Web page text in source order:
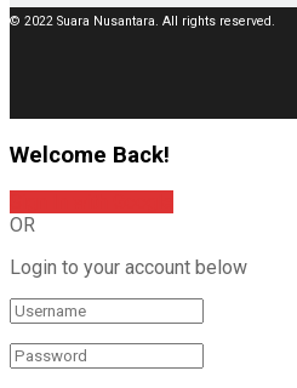
© 2022 Suara Nusantara. All rights reserved.
Welcome Back!
OR
Login to your account below